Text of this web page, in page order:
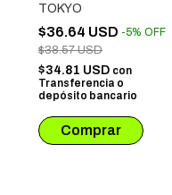
TOKYO
$36.64 USD -5%OFF
$38.57 USD
$34.81 USD con
Transferencia o
depósito bancario